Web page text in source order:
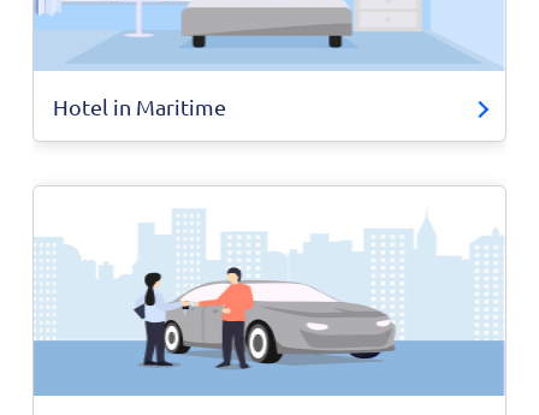
Hotel in Maritime